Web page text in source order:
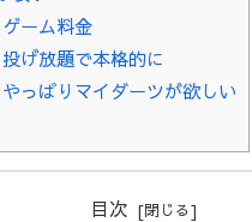
ゲーム料金
投げ放題で本格的に
やっぱりマイダーツが欲しい
目次